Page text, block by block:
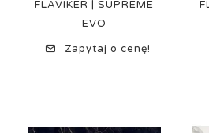
FLAVIKER | SUPREME
EVO
Zapytaj o cenę!